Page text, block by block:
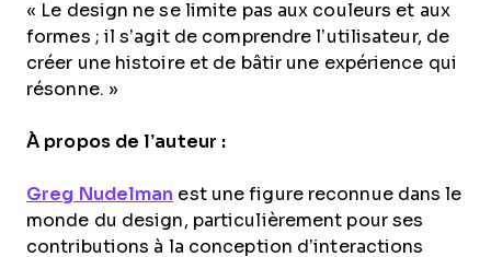
« Le design ne se limite pas aux couleurs et aux
formes ; il s’agit de comprendre l’utilisateur, de
créer une histoire et de bâtir une expérience qui
résonne. »
À propos de l’auteur :
Greg Nudelman est une figure reconnue dans le
monde du design, particulièrement pour ses
contributions à la conception d’interactions